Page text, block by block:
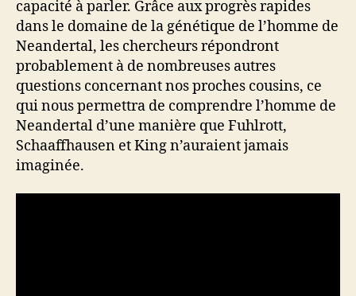
capacité à parler. Grâce aux progrès rapides
dans le domaine de la génétique de l’homme de
Neandertal, les chercheurs répondront
probablement à de nombreuses autres
questions concernant nos proches cousins, ce
qui nous permettra de comprendre l’homme de
Neandertal d’une manière que Fuhlrott,
Schaaffhausen et King n’auraient jamais
imaginée.